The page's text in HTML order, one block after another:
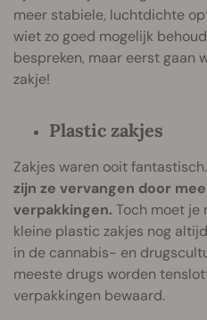
meer stabiele, luchtdichte
wiet zo goed mogelijk
bespreken, maar eerst gaan
zakje!
Plastic zakjes
Zakjes waren ooit fantastisch.
zijn ze vervangen door
verpakkingen. Toch moet je
kleine plastic zakjes nog
in de cannabis- en
meeste drugs worden
verpakkingen bewaard.